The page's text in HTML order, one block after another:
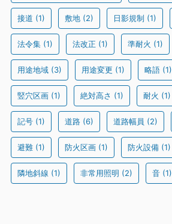
接道 (1) 敷地 (2) 日影規制 (1)
法令集 (1) 法改正 (1) 準耐火 (1)
用途地域 (3) 用途変更 (1) 略語 (1)
竪穴区画 (1) 絶対高さ (1) 耐火 (1)
記号 (1) 道路 (6) 道路幅員 (2)
避難 (1) 防火区画 (1) 防火設備 (1)
隣地斜線 (1) 非常用照明 (2) 音 (1)